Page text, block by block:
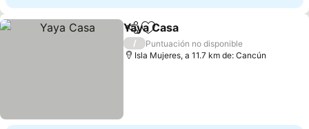
Compartir
Añadir a favoritos
Yaya Casa
/
Puntuación no disponible
Isla Mujeres, a 11.7 km de: Cancún